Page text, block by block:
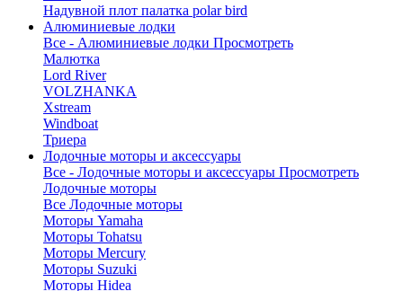
Надувной плот палатка polar bird
Алюминиевые лодки
Все - Алюминиевые лодки Просмотреть
Малютка
Lord River
VOLZHANKA
Xstream
Windboat
Триера
Лодочные моторы и аксессуары
Все - Лодочные моторы и аксессуары Просмотреть
Лодочные моторы
Все Лодочные моторы
Моторы Yamaha
Моторы Tohatsu
Моторы Mercury
Моторы Suzuki
Моторы Hidea